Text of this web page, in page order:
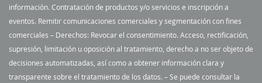
n
información. Contratación de productos y/o servicios e inscripción a
eventos. Remitir comunicaciones comerciales y segmentación con fines
comerciales – Derechos: Revocar el consentimiento. Acceso, rectificación,
supresión, limitación u oposición al tratamiento, derecho a no ser objeto de
decisiones automatizadas, así como a obtener información clara y
transparente sobre el tratamiento de los datos. – Se puede consultar la